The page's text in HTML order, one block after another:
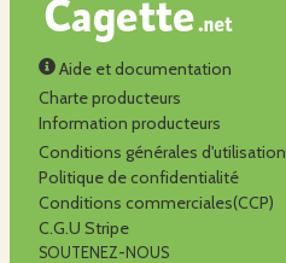
Aide et documentation
Charte producteurs
Information producteurs
Conditions générales d'utilisation
Politique de confidentialité
Conditions commerciales(CCP)
C.G.U Stripe
SOUTENEZ-NOUS